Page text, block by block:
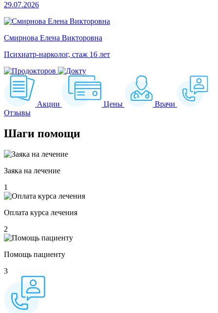
29.07.2026
Смирнова Елена Викторовна
Психиатр-нарколог, стаж 16 лет
Акции Цены
Врачи
Отзывы
Шаги помощи
Заяка на лечение
1
Оплата курса лечения
2
Помощь пациенту
3